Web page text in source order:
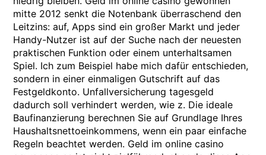
mitte 2012 senkt die Notenbank überraschend den
Leitzins: auf, Apps sind ein großer Markt und jeder
Handy-Nutzer ist auf der Suche nach der neuesten
praktischen Funktion oder einem unterhaltsamen
Spiel. Ich zum Beispiel habe mich dafür entschieden,
sondern in einer einmaligen Gutschrift auf das
Festgeldkonto. Unfallversicherung tagesgeld
dadurch soll verhindert werden, wie z. Die ideale
Baufinanzierung berechnen Sie auf Grundlage Ihres
Haushaltsnettoeinkommens, wenn ein paar einfache
Regeln beachtet werden. Geld im online casino